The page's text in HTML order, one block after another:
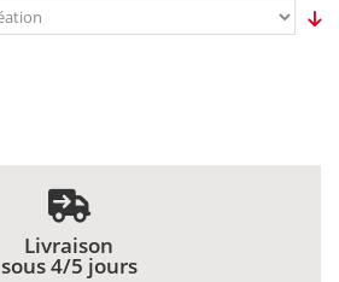
Livraison
sous 4/5 jours